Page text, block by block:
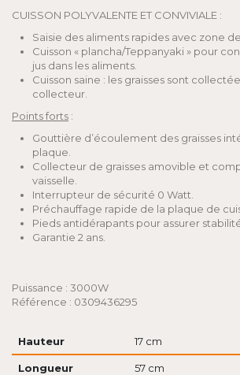
CUISSON POLYVALENTE ET CONVIVIALE :
Saisie des aliments rapides avec zone
Cuisson « plancha/Teppanyaki » pour
jus dans les aliments.
Cuisson saine : les graisses sont
collecteur.
Points forts :
Gouttière d’écoulement des graisses
plaque.
Collecteur de graisses amovible et
vaisselle.
Interrupteur de sécurité 0 Watt.
Préchauffage rapide de la plaque de
Pieds antidérapants pour assurer stabilité
Garantie 2 ans.
Puissance : 3000W
Référence : 0309436295
Hauteur 17 cm
Longueur 57 cm